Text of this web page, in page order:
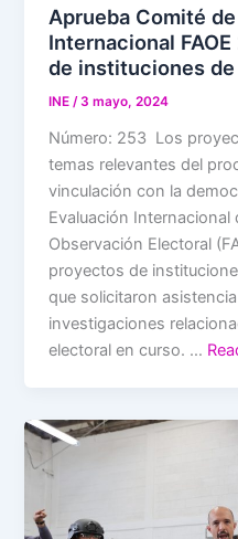
Aprueba Comité
Internacional
de instituciones
INE/3 mayo, 2024
Número: 253 Los
temas relevantes del
vinculación con la
Evaluación
Observación Electoral
proyectos de
que solicitaron
investigaciones
electoral en curso. …